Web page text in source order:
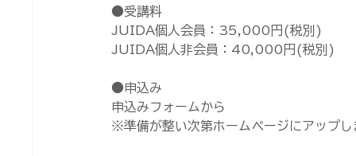
●受講料
JUIDA個人会員：35,000円(税別)
JUIDA個人非会員：40,000円(税別)
●申込み
申込みフォームから
※準備が整い次第ホームページにアップし